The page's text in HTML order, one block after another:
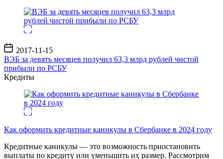
Дата
записи
2017-11-15
ВЭБ за девять месяцев получил 63,3 млрд рублей чистой
прибыли по РСБУ
Кредиты
Как оформить кредитные каникулы в Сбербанке в 2024 году
Кредитные каникулы — это возможность приостановить
выплаты по кредиту или уменьшить их размер. Рассмотрим